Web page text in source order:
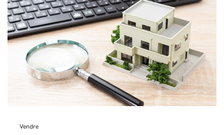
Vendre